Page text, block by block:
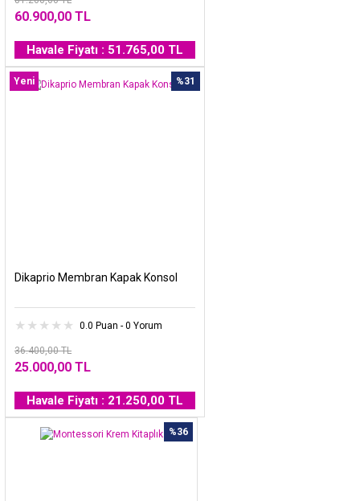
60.900,00 TL
Havale Fiyatı : 51.765,00 TL
%31
Yeni
Dikaprio Membran Kapak Konsol
0.0 Puan - 0 Yorum
36.400,00 TL
25.000,00 TL
Havale Fiyatı : 21.250,00 TL
%36